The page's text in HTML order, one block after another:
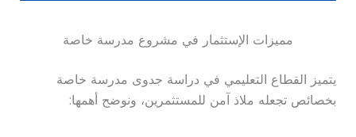
مميزات الإستثمار في مشروع مدرسة خاصة
يتميز القطاع التعليمي في دراسة جدوى مدرسة خاصة
بخصائص تجعله ملاذ آمن للمستثمرين، ونوضح أهمها: